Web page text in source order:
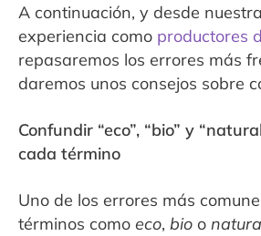
A continuación, y desde
experiencia como productores
repasaremos los errores más
daremos unos consejos sobre
Confundir “eco”, “bio” y
cada término
Uno de los errores más
términos como eco, bio o